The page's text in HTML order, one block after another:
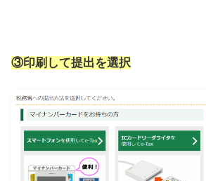
③印刷して提出を選択